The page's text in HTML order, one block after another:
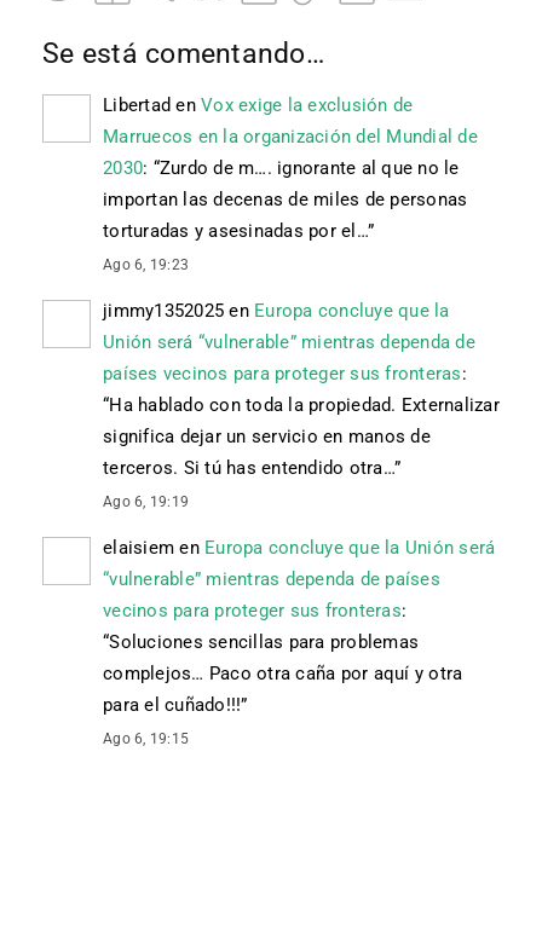
Se está comentando…
Libertad en Vox exige la exclusión de
Marruecos en la organización del Mundial de
2030: “Zurdo de m…. ignorante al que no le
importan las decenas de miles de personas
torturadas y asesinadas por el…”
Ago 6, 19:23
jimmy1352025 en Europa concluye que la
Unión será “vulnerable” mientras dependa de
países vecinos para proteger sus fronteras:
“Ha hablado con toda la propiedad. Externalizar
significa dejar un servicio en manos de
terceros. Si tú has entendido otra…”
Ago 6, 19:19
elaisiem en Europa concluye que la Unión será
“vulnerable” mientras dependa de países
vecinos para proteger sus fronteras:
“Soluciones sencillas para problemas
complejos… Paco otra caña por aquí y otra
para el cuñado!!!”
Ago 6, 19:15